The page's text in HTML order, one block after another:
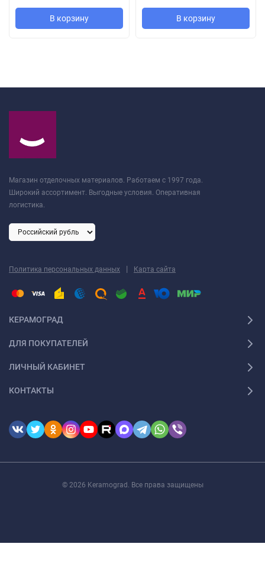
В корзину В корзину
Магазин отделочных материалов. Работаем с 1997 года.
Широкий ассортимент. Выгодные условия. Оперативная
логистика.
Политика персональных данных | Карта сайта
КЕРАМОГРАД
ДЛЯ ПОКУПАТЕЛЕЙ
ЛИЧНЫЙ КАБИНЕТ
КОНТАКТЫ
© 2026 Keramograd. Все права защищены